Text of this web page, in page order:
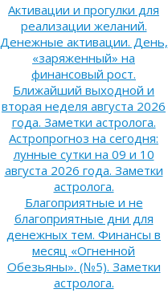
Активации и прогулки для
реализации желаний.
Денежные активации. День,
«заряженный» на
финансовый рост.
Ближайший выходной и
вторая неделя августа 2026
года. Заметки астролога.
Астропрогноз на сегодня:
лунные сутки на 09 и 10
августа 2026 года. Заметки
астролога.
Благоприятные и не
благоприятные дни для
денежных тем. Финансы в
месяц «Огненной
Обезьяны». (№5). Заметки
астролога.